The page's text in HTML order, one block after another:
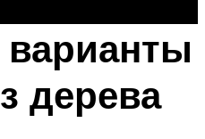
дерева